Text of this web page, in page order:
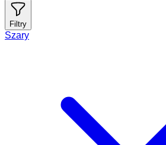
Filtry
Szary